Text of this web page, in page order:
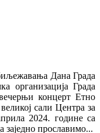
Дана Града
организација Града
концерт Етно
сали Центра за
2024. године са
заједно прославимо...